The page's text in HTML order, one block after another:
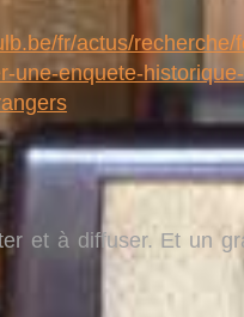
fr/actus/
une-enquete-
et à diffuser. Et un